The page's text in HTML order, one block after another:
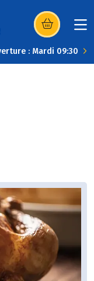
(s’ouvre dans
: Mardi 09:30